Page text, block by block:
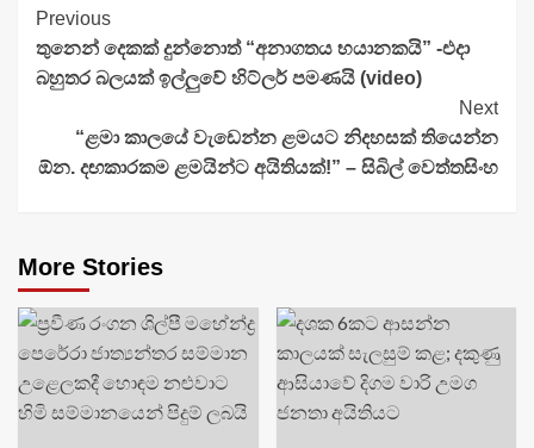
Continue
Reading
Previous
තුනෙන් දෙකක් දුන්නොත් “අනාගතය භයානකයි” -එදා
බහුතර බලයක් ඉල්ලුවේ හිට්ලර් පමණයි (video)
Next
“ළමා කාලයේ වැඩෙන්න ළමයට නිදහසක් තියෙන්න
ඕන. දඟකාරකම ළමයින්ට අයිතියක්!” – සිබිල් වෙත්තසිංහ
More Stories